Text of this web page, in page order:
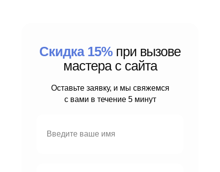
Скидка 15% при вызове
мастера с сайта
Оставьте заявку, и мы свяжемся
с вами в течение 5 минут